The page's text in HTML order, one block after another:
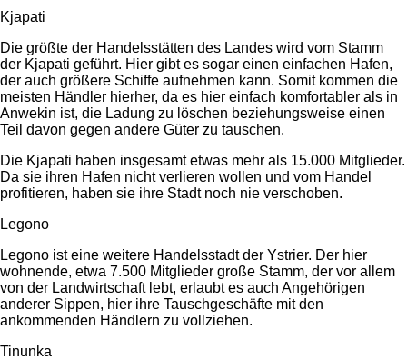
Kjapati
Die größte der Handelsstätten des Landes wird vom Stamm
der Kjapati geführt. Hier gibt es sogar einen einfachen Hafen,
der auch größere Schiffe aufnehmen kann. Somit kommen die
meisten Händler hierher, da es hier einfach komfortabler als in
Anwekin ist, die Ladung zu löschen beziehungsweise einen
Teil davon gegen andere Güter zu tauschen.
Die Kjapati haben insgesamt etwas mehr als 15.000 Mitglieder.
Da sie ihren Hafen nicht verlieren wollen und vom Handel
profitieren, haben sie ihre Stadt noch nie verschoben.
Legono
Legono ist eine weitere Handelsstadt der Ystrier. Der hier
wohnende, etwa 7.500 Mitglieder große Stamm, der vor allem
von der Landwirtschaft lebt, erlaubt es auch Angehörigen
anderer Sippen, hier ihre Tauschgeschäfte mit den
ankommenden Händlern zu vollziehen.
Tinunka